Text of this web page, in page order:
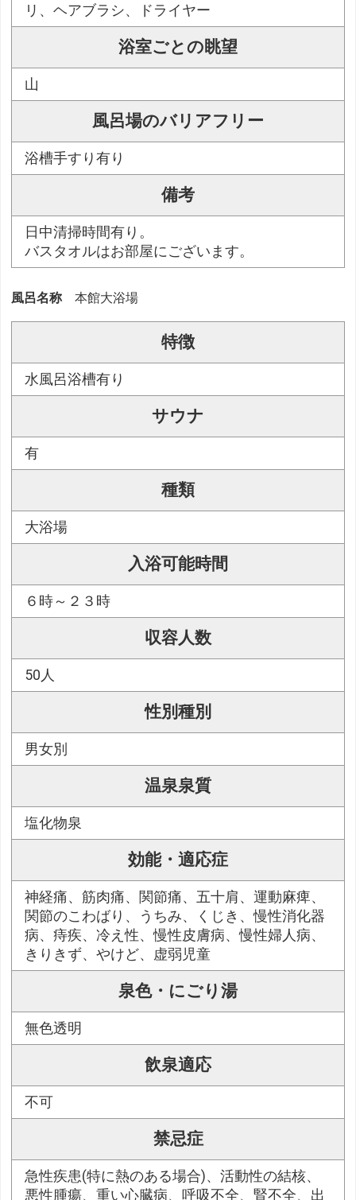
リ、ヘアブラシ、ドライヤー
浴室ごとの眺望
山
風呂場のバリアフリー
浴槽手すり有り
備考
日中清掃時間有り。
バスタオルはお部屋にございます。
風呂名称 本館大浴場
特徴
水風呂浴槽有り
サウナ
有
種類
大浴場
入浴可能時間
６時～２３時
収容人数
50人
性別種別
男女別
温泉泉質
塩化物泉
効能・適応症
神経痛、筋肉痛、関節痛、五十肩、運動麻痺、
関節のこわばり、うちみ、くじき、慢性消化器
病、痔疾、冷え性、慢性皮膚病、慢性婦人病、
きりきず、やけど、虚弱児童
泉色・にごり湯
無色透明
飲泉適応
不可
禁忌症
急性疾患(特に熱のある場合)、活動性の結核、
悪性腫瘍、重い心臓病、呼吸不全、腎不全、出